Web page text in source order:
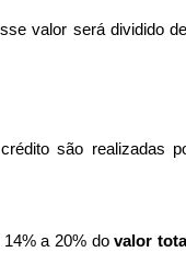
valor será dividido
são realizadas
14% a 20% do valor